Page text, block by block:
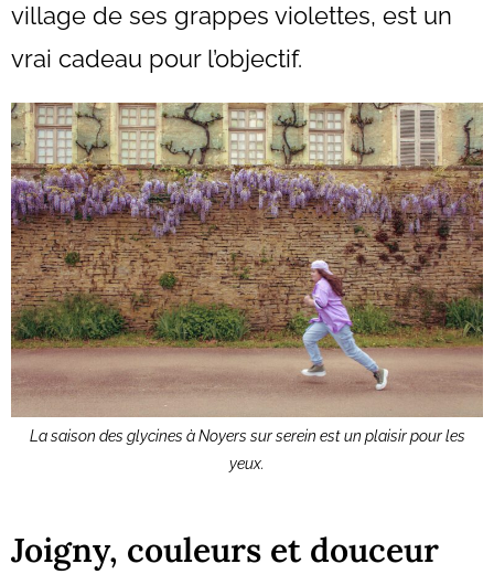
village de ses grappes violettes, est un
vrai cadeau pour l’objectif.
La saison des glycines à Noyers sur serein est un plaisir pour les
yeux.
Joigny, couleurs et douceur